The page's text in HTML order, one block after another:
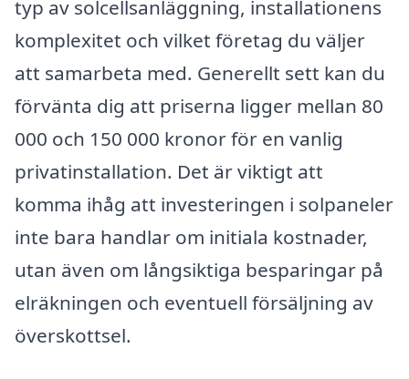
typ av solcellsanläggning, installationens
komplexitet och vilket företag du väljer
att samarbeta med. Generellt sett kan du
förvänta dig att priserna ligger mellan 80
000 och 150 000 kronor för en vanlig
privatinstallation. Det är viktigt att
komma ihåg att investeringen i solpaneler
inte bara handlar om initiala kostnader,
utan även om långsiktiga besparingar på
elräkningen och eventuell försäljning av
överskottsel.